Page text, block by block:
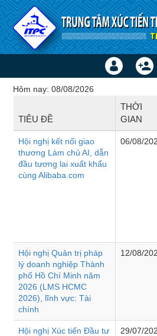
Truy cập nội dung luôn
Hội thảo - Đào
Đăng
Tạo
Hôm nay: 08/08/2026
TIÊU ĐỀ
THỜI
GIAN
Hội nghị kết nối giao
thương Làm chủ AI, dẫn
đầu tương lai xuất khẩu
cùng Alibaba.com
06/08/
Hội nghị Quản trị pháp
lý doanh nghiệp Thành
phố Hồ Chí Minh năm
2026 (LMS HCMC
2026), lĩnh vực: Tài
chính
12/08/
Hội nghị Xúc tiến Đầu tư
29/07/